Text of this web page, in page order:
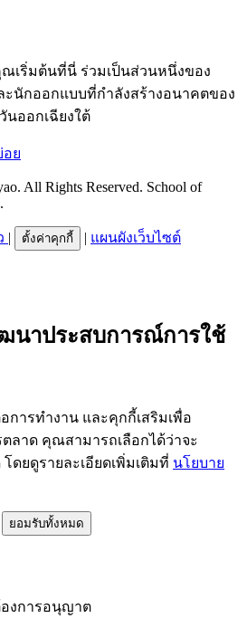
เริ่มต้นที่นี่ ร่วมเป็นส่วนหนึ่งของ
นักออกแบบที่กำลังสร้างอนาคตของ
นออกเฉียงใต้
ย
All Rights Reserved. School of
| ตั้งค่าคุกกี้ | แผนผังเว็บไซต์
นาประสบการณ์การใช้
การทำงาน และคุกกี้เสริมเพื่อ
ลาด คุณสามารถเลือกได้ว่าจะ
ดยดูรายละเอียดเพิ่มเติมที่ นโยบาย
ยอมรับทั้งหมด
งการอนุญาต